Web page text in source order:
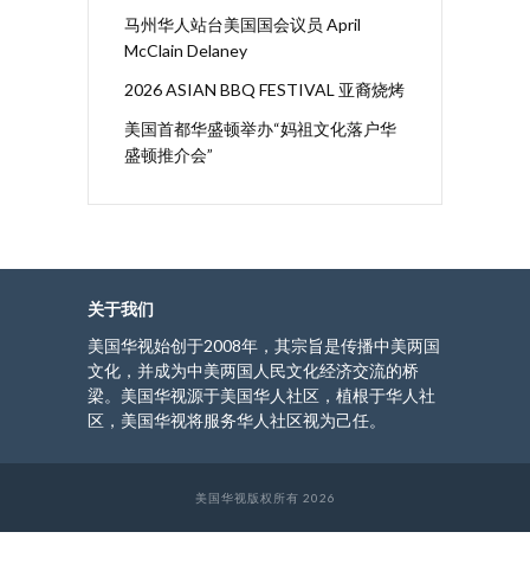
马州华人站台美国国会议员 April
McClain Delaney
2026 ASIAN BBQ FESTIVAL 亚裔烧烤
美国首都华盛顿举办“妈祖文化落户华
盛顿推介会”
关于我们
美国华视始创于2008年，其宗旨是传播中美两国
文化，并成为中美两国人民文化经济交流的桥
梁。美国华视源于美国华人社区，植根于华人社
区，美国华视将服务华人社区视为己任。
美国华视版权所有 2026